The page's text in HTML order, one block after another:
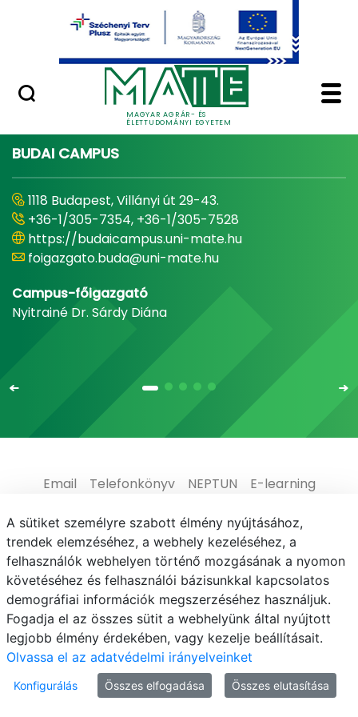
Ugrás a fő tartalomhoz
MAGYAR AGRÁR- ÉS
ÉLETTUDOMÁNYI EGYETEM
Minőségügy
Home - Magyar
BUDAI CAMPUS
1118 Budapest, Villányi út 29-43.
+36-1/305-7354, +36-1/305-7528
https://budaicampus.uni-mate.hu
foigazgato.buda@uni-mate.hu
Campus-főigazgató
Nyitrainé Dr. Sárdy Diána
Email Telefonkönyv NEPTUN
E-learning
Médiaközpont
Informatikai Igazgatóság
Adatvédelem
© MATE 2021
A sütiket személyre szabott élmény nyújtásához,
trendek elemzéséhez, a webhely kezeléséhez, a
felhasználók webhelyen történő mozgásának a nyomon
követéséhez és felhasználói bázisunkkal kapcsolatos
demográfiai információk megszerzéséhez használjuk.
Fogadja el az összes sütit a webhelyünk által nyújtott
legjobb élmény érdekében, vagy kezelje beállításait.
Olvassa el az adatvédelmi irányelveinket
Konfigurálás Összes elfogadása Összes elutasítása